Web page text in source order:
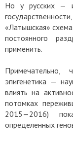
Но у русских —
«Латышская»
постоянного
применить.
Примечательно,
эпигенетика —
влиять на
потомках
2015—2016)
определенных